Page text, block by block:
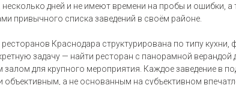
дней и не имеют времени на пробы и ошибки,
привычного списка заведений в своём районе.
Краснодара структурирована по типу
задачу — найти ресторан с панорамной верандой
для крупного мероприятия. Каждое заведение в
а не основанным на субъективном